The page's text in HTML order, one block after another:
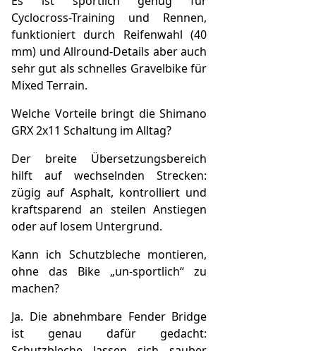
Cyclocross-Training und Rennen,
funktioniert durch Reifenwahl (40
mm) und Allround-Details aber auch
sehr gut als schnelles Gravelbike für
Mixed Terrain.
Welche Vorteile bringt die Shimano
GRX 2x11 Schaltung im Alltag?
Der breite Übersetzungsbereich
hilft auf wechselnden Strecken:
zügig auf Asphalt, kontrolliert und
kraftsparend an steilen Anstiegen
oder auf losem Untergrund.
Kann ich Schutzbleche montieren,
ohne das Bike „un-sportlich“ zu
machen?
Ja. Die abnehmbare Fender Bridge
ist genau dafür gedacht: